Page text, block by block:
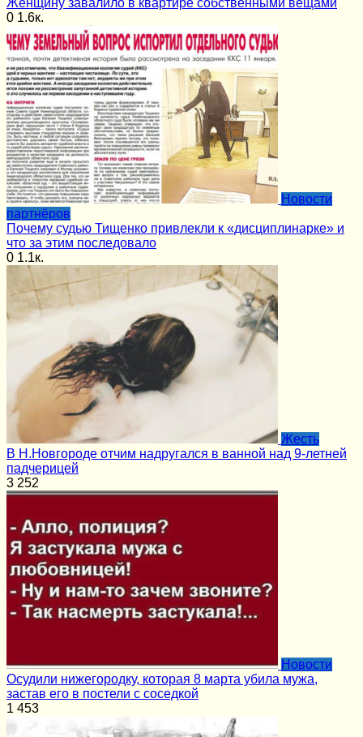
0 1.6к.
Новости
партнёров
Почему судью Тищенко привлекли к «дисциплинарке» и
что за этим последовало
0 1.1к.
Жесть
В Н.Новгороде отчим надругался в ванной над 9-летней
падчерицей
3 252
Новости
Осудили нижегородку, которая 8 марта убила мужа,
застав его в постели с соседкой
1 453